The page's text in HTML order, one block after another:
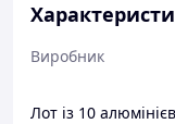
Виробник
Лот із 10